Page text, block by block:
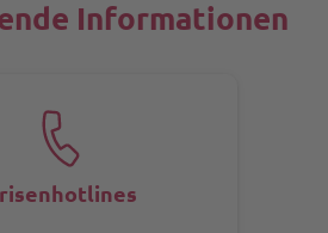
Informationen